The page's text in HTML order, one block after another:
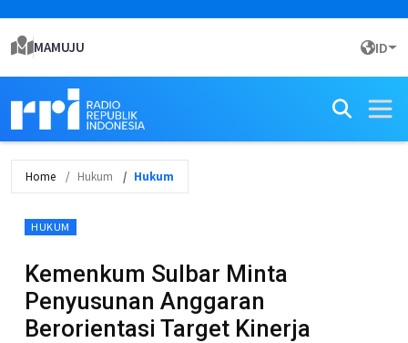
MAMUJU ID
Home Hukum Hukum
HUKUM
Kemenkum Sulbar Minta
Penyusunan Anggaran
Berorientasi Target Kinerja